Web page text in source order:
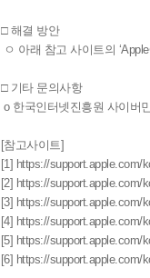
□ 해결 방안
ㅇ 아래 참고 사이트의
□ 기타 문의사항
o 한국인터넷진흥원 사이버
[참고사이트]
[1] https://support.apple.com/
[2] https://support.apple.com/
[3] https://support.apple.com/
[4] https://support.apple.com/
[5] https://support.apple.com/
[6] https://support.apple.com/